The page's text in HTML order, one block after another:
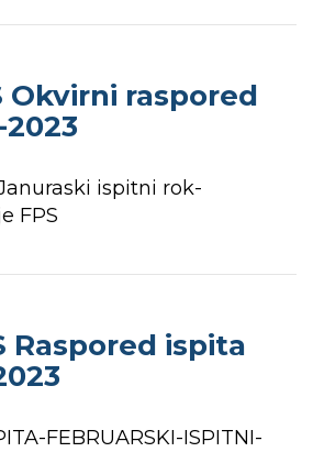
Okvirni raspored
ispitni rok-
FPS
Raspored ispita
FEBRUARSKI-ISPITNI-